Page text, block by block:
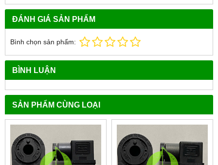
ĐÁNH GIÁ SẢN PHẨM
Bình chọn sản phẩm:
BÌNH LUẬN
SẢN PHẨM CÙNG LOẠI